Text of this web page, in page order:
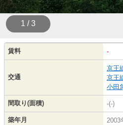
1 / 3
賃料 -
交通
京王
京王
小田
間取り(面積) -(-)
築年月 2003